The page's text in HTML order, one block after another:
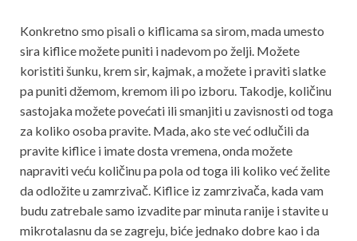
Konkretno smo pisali o kiflicama sa sirom, mada umesto
sira kiflice možete puniti i nadevom po želji. Možete
koristiti šunku, krem sir, kajmak, a možete i praviti slatke
pa puniti džemom, kremom ili po izboru. Takodje, količinu
sastojaka možete povećati ili smanjiti u zavisnosti od toga
za koliko osoba pravite. Mada, ako ste već odlučili da
pravite kiflice i imate dosta vremena, onda možete
napraviti veću količinu pa pola od toga ili koliko već želite
da odložite u zamrzivač. Kiflice iz zamrzivača, kada vam
budu zatrebale samo izvadite par minuta ranije i stavite u
mikrotalasnu da se zagreju, biće jednako dobre kao i da